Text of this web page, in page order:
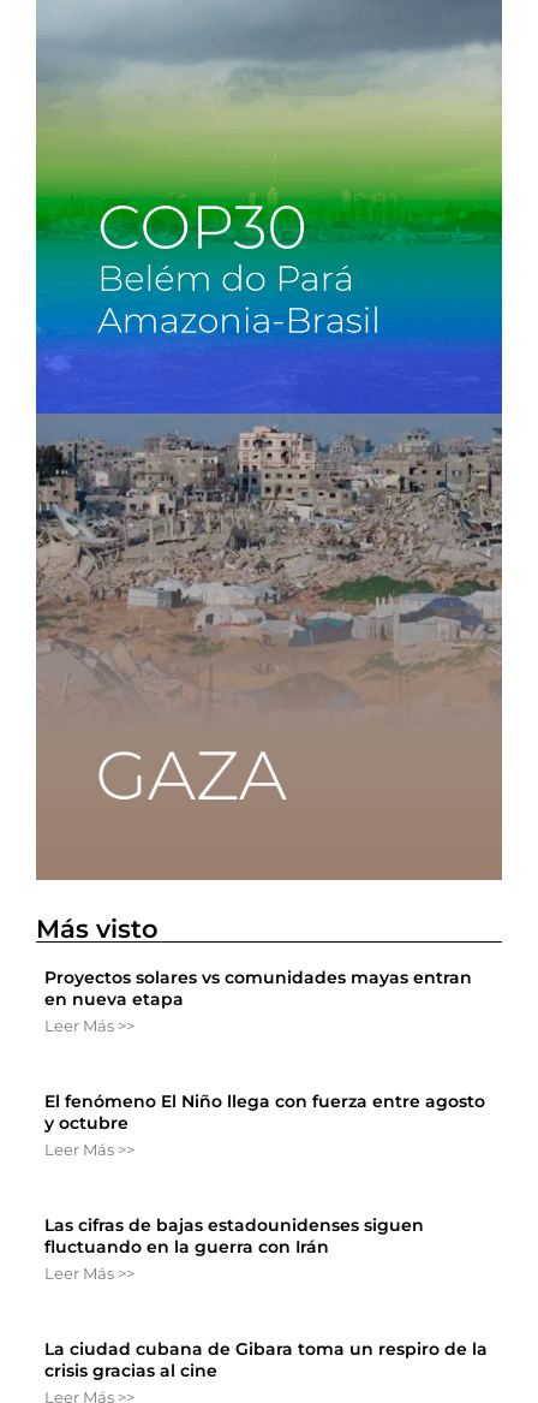
Más visto
Proyectos solares vs comunidades mayas entran
en nueva etapa
Leer Más >>
El fenómeno El Niño llega con fuerza entre agosto
y octubre
Leer Más >>
Las cifras de bajas estadounidenses siguen
fluctuando en la guerra con Irán
Leer Más >>
La ciudad cubana de Gibara toma un respiro de la
crisis gracias al cine
Leer Más >>